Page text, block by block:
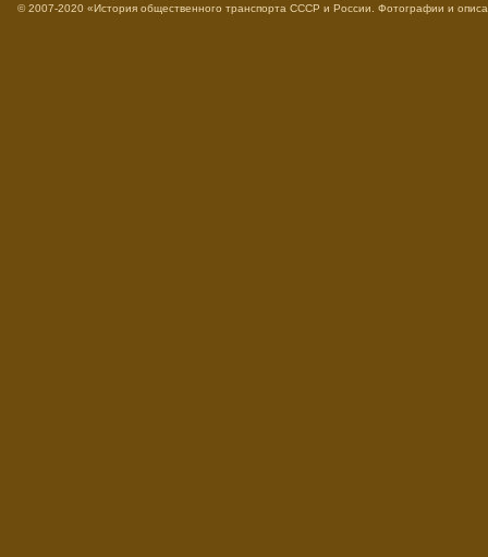
© 2007-2020 «История общественного транспорта СССР и России. Фотографии и